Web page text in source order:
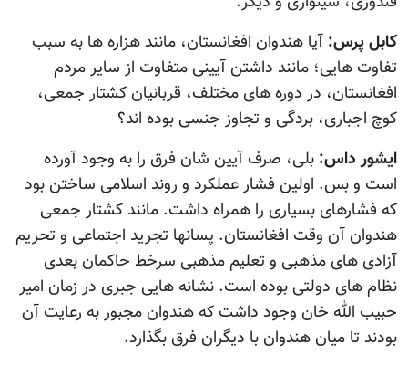
کابل پرس: آيا هندوان افغانستان، مانند هزاره ها به سبب
تفاوت هایی؛ مانند داشتن آيينی متفاوت از سایر مردم
افغانستان، در دوره های مختلف، قربانیان کشتار جمعی،
کوچ اجباری، بردگی و تجاوز جنسی بوده اند؟
ایشور داس: بلی، صرف آیین شان فرق را به وجود آورده
است و بس. اولین فشار عملکرد و روند اسلامی ساختن بود
که فشارهای بسیاری را همراه داشت. مانند کشتار جمعی
هندوان آن وقت افغانستان. پسانها تجرید اجتماعی و تحریم
آزادی های مذهبی و تعلیم مذهبی سرخط حاکمان بعدی
نظام های دولتی بوده است. نشانه هایی جبری در زمان امیر
حبیب الله خان وجود داشت که هندوان مجبور به رعایت آن
بودند تا میان هندوان با دیگران فرق بگذارد.